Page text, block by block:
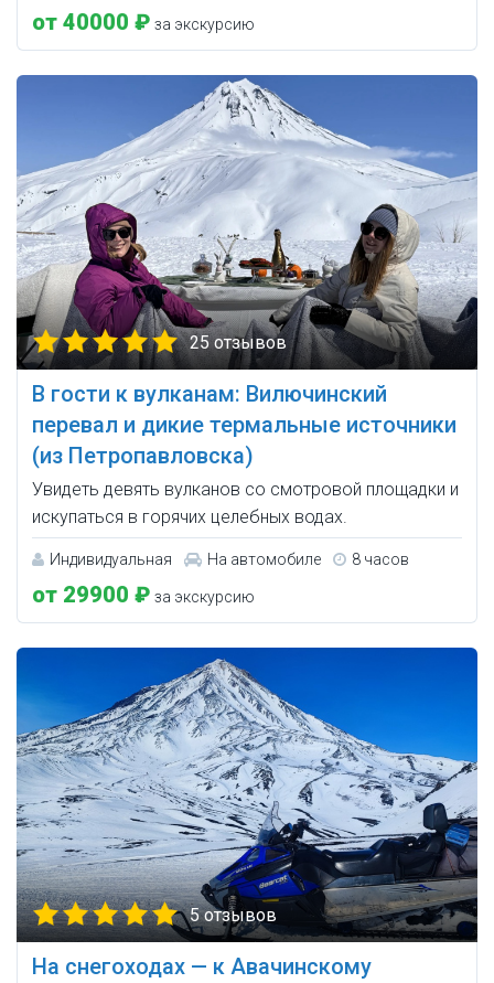
от 40000 ₽ за экскурсию
25 отзывов
В гости к вулканам: Вилючинский
перевал и дикие термальные источники
(из Петропавловска)
Увидеть девять вулканов со смотровой площадки и
искупаться в горячих целебных водах.
Индивидуальная На автомобиле 8 часов
от 29900 ₽ за экскурсию
5 отзывов
На снегоходах — к Авачинскому